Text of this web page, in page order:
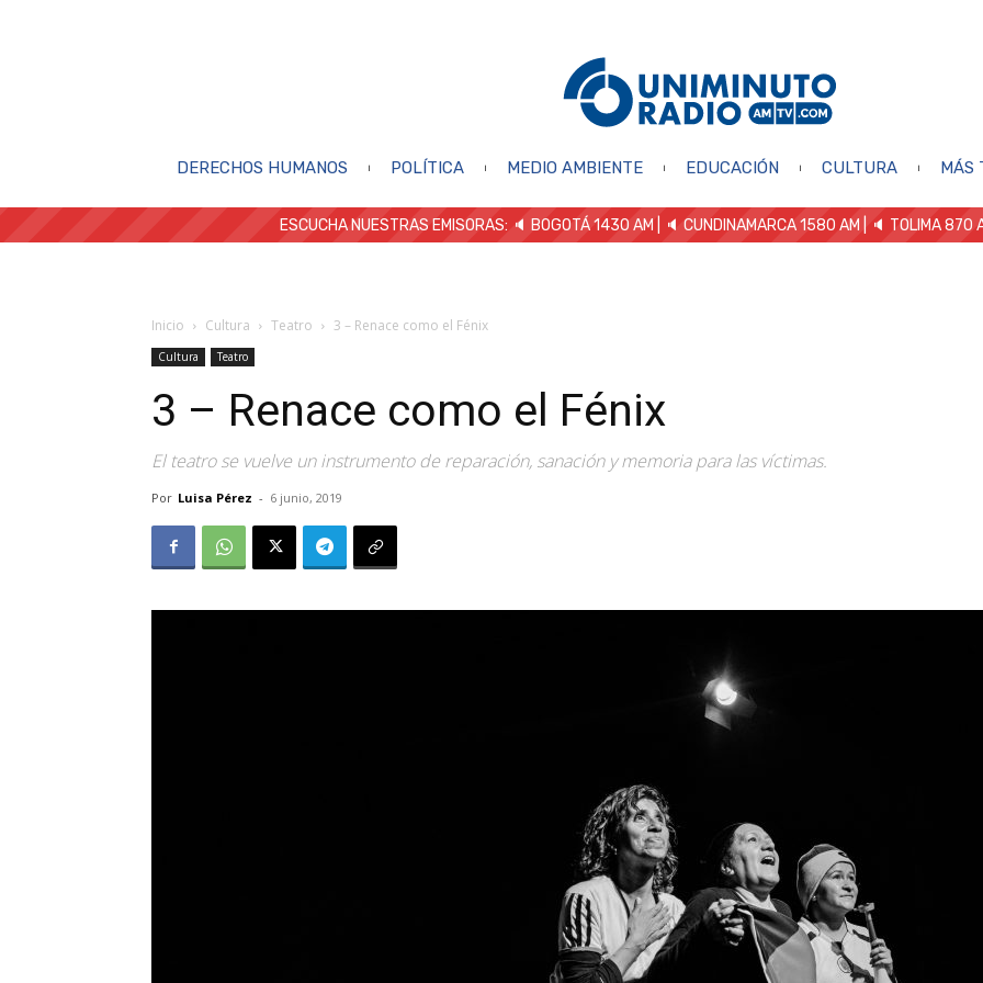
DERECHOS HUMANOS POLÍTICA MEDIO AMBIENTE EDUCACIÓN CULTURA MÁS
ESCUCHA NUESTRAS EMISORAS: 🔈 BOGOTÁ 1430 AM | 🔈 CUNDINAMARCA 1580 AM | 🔈 TOLIMA 870
Inicio Cultura Teatro 3 – Renace como el Fénix
Cultura Teatro
3 – Renace como el Fénix
El teatro se vuelve un instrumento de reparación, sanación y memoria para las víctimas.
Por Luisa Pérez - 6 junio, 2019